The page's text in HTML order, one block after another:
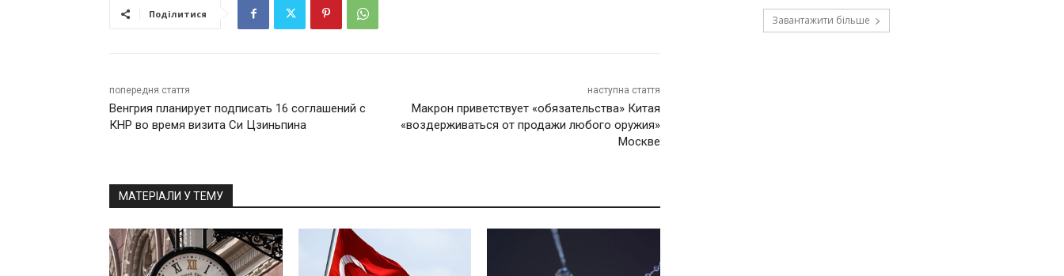
Поділитися
попередня стаття
Венгрия планирует подписать 16 соглашений с
КНР во время визита Си Цзиньпина
наступна стаття
Макрон приветствует «обязательства» Китая
«воздерживаться от продажи любого оружия»
Москве
МАТЕРІАЛИ У ТЕМУ
Завантажити більше